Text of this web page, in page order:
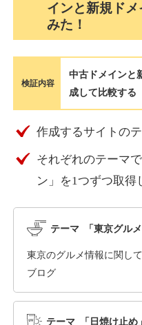
詳
ジャンル趣味
DA40 外部リンク数
3,300円 入札 3件
詳
suka-
ジャンルその他
DA 40 外部リンク数
10,800円 入札 0件
dka-
ジャンル その他
インと新規ド
みた！
検証内容
中古ドメインと
成して比較する
作成するサイトの
それぞれのテーマ
ン」を1つずつ取得
テーマ 「東京グルメ
東京のグルメ情報に関し
ブログ
テーマ 「日焼け止め」